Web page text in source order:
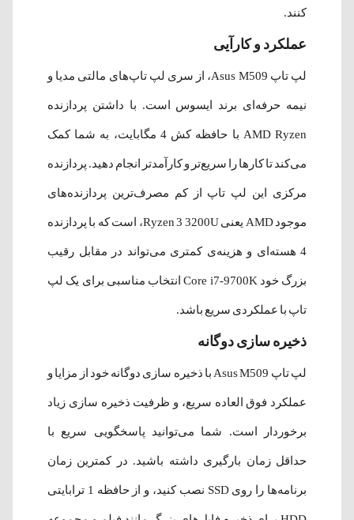
کنند.
عملکرد و کارآیی
لپ تاپ Asus M509، از سری لپ تاپ‌های مالتی مدیا و
نیمه حرفه‌ای برند ایسوس است. با داشتن پردازنده
AMD Ryzen با حافظه کش 4 مگابایت، به شما کمک
می‌کند تا کارها را سریع‌تر و کارآمدتر انجام دهید. پردازنده
مرکزی این لپ تاپ از کم مصرف‌ترین پردازنده‌های
موجود AMD یعنی Ryzen 3 3200U، است که با پردازنده
4 هسته‌ای و هزینه‌ی کمتری می‌تواند در مقابل رقیب
بزرگ خود Core i7-9700K انتخاب مناسبی برای یک لپ
تاپ با عملکردی سریع باشد.
ذخیره سازی دوگانه
لپ تاپ Asus M509 با ذخیره سازی دوگانه خود از مزایا و
عملکرد فوق العاده سریع، و ظرفیت ذخیره سازی زیاد
برخوردار است. شما می‌توانید پاسخگویی سریع با
حداقل زمان بارگیری داشته باشید. در کمترین زمان
برنامه‌ها را روی SSD نصب کنید، و از حافظه 1 ترابایتی